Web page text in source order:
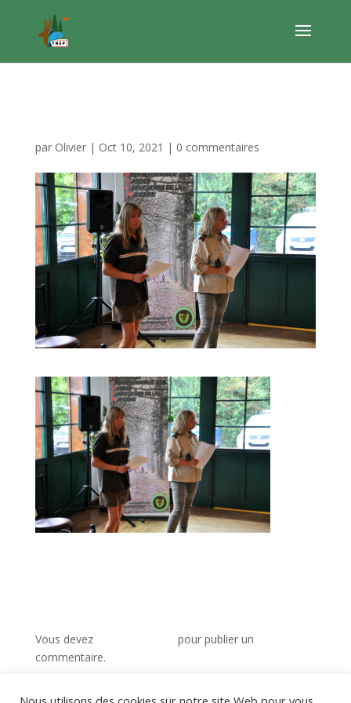
par Olivier| Oct 10, 2021 | 0 commentaires
Vous devez
pour publier un
commentaire.